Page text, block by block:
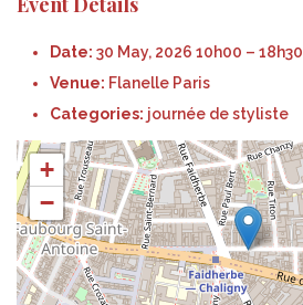
t
n
y
,
2
0
2
6
Date: 30 May, 2026 10h00 – 18h30
Venue: Flanelle Paris
Categories: journée de styliste
+
−